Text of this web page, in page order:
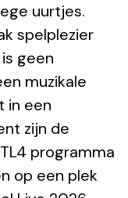
uurtjes.
spelplezier
geen
muzikale
in een
zijn de
programma
op een plek